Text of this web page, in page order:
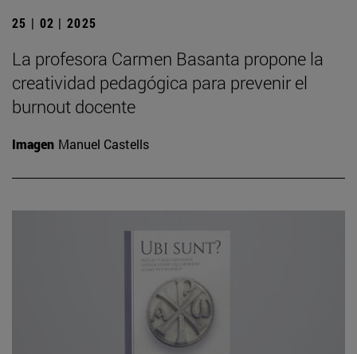
25 | 02 | 2025
La profesora Carmen Basanta propone la
creatividad pedagógica para prevenir el
burnout docente
Imagen Manuel Castells